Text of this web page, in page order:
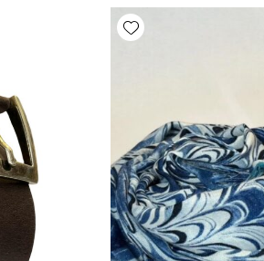
Add wishlist